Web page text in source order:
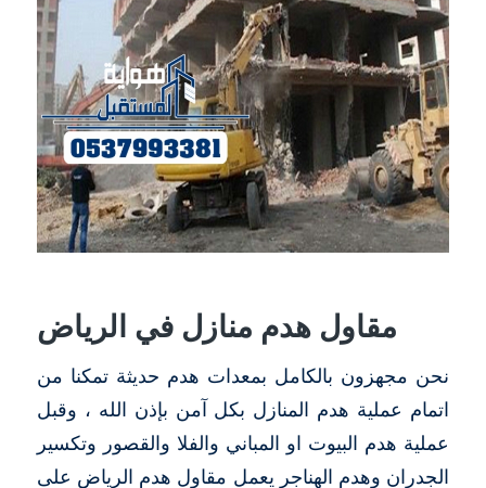
مقاول هدم منازل في الرياض
نحن مجهزون بالكامل بمعدات هدم حديثة تمكنا من
اتمام عملية هدم المنازل بكل آمن بإذن الله ، وقبل
عملية هدم البيوت او المباني والفلا والقصور وتكسير
الجدران وهدم الهناجر يعمل مقاول هدم الرياض على